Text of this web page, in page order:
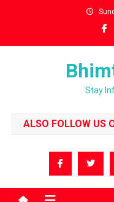
Stay
ALSO FOLLOW US